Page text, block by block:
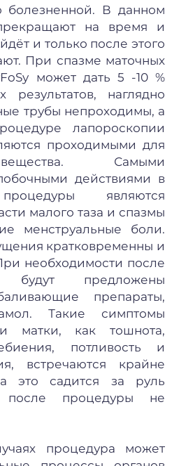
болезненной. В данном
на время и
и только после этого
При спазме маточных
может дать 5 -10 %
результатов, наглядно
трубы непроходимы, а
лапороскопии
проходимыми для
Самыми
действиями в
являются
малого таза и спазмы
менструальные боли.
кратковременны и
необходимости после
предложены
препараты,
Такие симптомы
матки, как тошнота,
потливость и
встречаются крайне
это садится за руль
после процедуры не
процедура может